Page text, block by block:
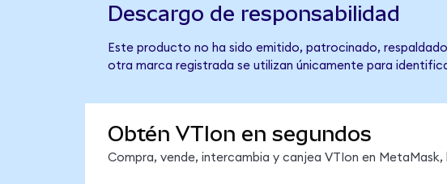
Descargo de responsabilidad
Este producto no ha sido emitido, patrocinado,
otra marca registrada se utilizan únicamente para
Obtén VTIon en segundos
Compra, vende, intercambia y canjea VTIon en